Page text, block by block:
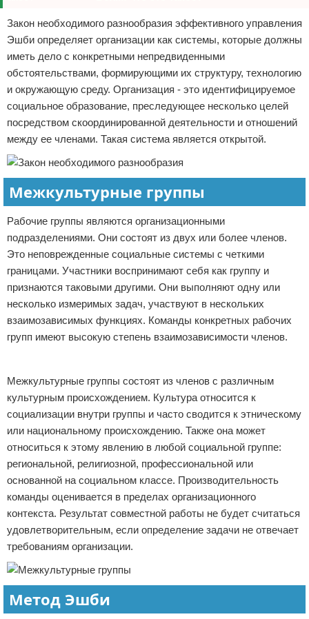
Закон необходимого разнообразия эффективного управления
Эшби определяет организации как системы, которые должны
иметь дело с конкретными непредвиденными
обстоятельствами, формирующими их структуру, технологию
и окружающую среду. Организация - это идентифицируемое
социальное образование, преследующее несколько целей
посредством скоординированной деятельности и отношений
между ее членами. Такая система является открытой.
Межкультурные группы
Рабочие группы являются организационными
подразделениями. Они состоят из двух или более членов.
Это неповрежденные социальные системы с четкими
границами. Участники воспринимают себя как группу и
признаются таковыми другими. Они выполняют одну или
несколько измеримых задач, участвуют в нескольких
взаимозависимых функциях. Команды конкретных рабочих
групп имеют высокую степень взаимозависимости членов.
Межкультурные группы состоят из членов с различным
культурным происхождением. Культура относится к
социализации внутри группы и часто сводится к этническому
или национальному происхождению. Также она может
относиться к этому явлению в любой социальной группе:
региональной, религиозной, профессиональной или
основанной на социальном классе. Производительность
команды оценивается в пределах организационного
контекста. Результат совместной работы не будет считаться
удовлетворительным, если определение задачи не отвечает
требованиям организации.
Метод Эшби